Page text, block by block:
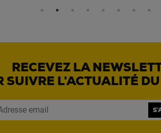
RECEVEZ LA
SUIVRE L'ACTUALITÉ